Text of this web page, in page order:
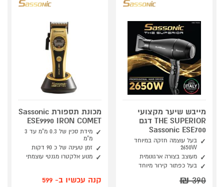
מייבש שיער מקצועי
THE SUPERIOR דגם
Sassonic ESE700
בעל עוצמה חזקה במיוחד
2650W
מעוצב בצורה ארגונומית
בעל כפתור קירור מיוחד
390
₪
מכונת תספורת Sassonic
ESE9990 IRON COMET
מידת סכין של 0.3 מ"מ עד 3
מ"מ
זמן טעינה של כ 90 דקות
מנוע אלקטרו מגנטי עוצמתי
קנה עכשיו ב- 599